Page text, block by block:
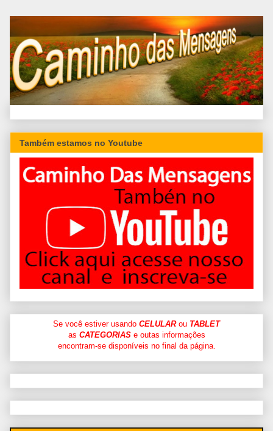
Também estamos no Youtube
Se você estiver usando CELULARou TABLET
as CATEGORIASe outas informações
encontram-se disponíveis no final da página.